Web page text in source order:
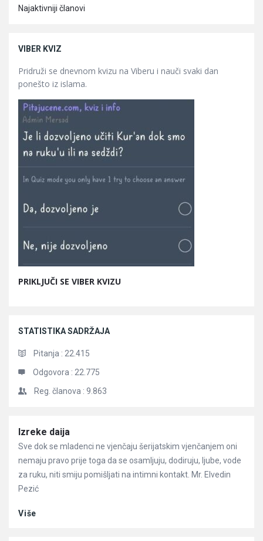
Najaktivniji članovi
VIBER KVIZ
Pridruži se dnevnom kvizu na Viberu i nauči svaki dan
ponešto iz islama.
PRIKLJUČI SE VIBER KVIZU
STATISTIKA SADRŽAJA
Pitanja : 22.415
Odgovora : 22.775
Reg. članova : 9.863
Članci
Izreke daija
Sve dok se mladenci ne vjenčaju šerijatskim vjenčanjem oni
nemaju pravo prije toga da se osamljuju, dodiruju, ljube, vode
za ruku, niti smiju pomišljati na intimni kontakt. Mr. Elvedin
Pezić
Više